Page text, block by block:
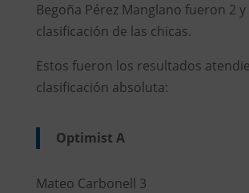
Begoña Pérez Manglano fueron 2 y
clasificación de las chicas.
Estos fueron los resultados
clasificación absoluta:
Optimist A
Mateo Carbonell 3